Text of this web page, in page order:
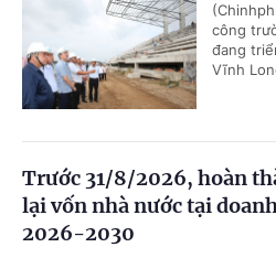
công
đang
Vĩnh
Trước 31/8/2026, hoàn
lại vốn nhà nước tại
2026-2030